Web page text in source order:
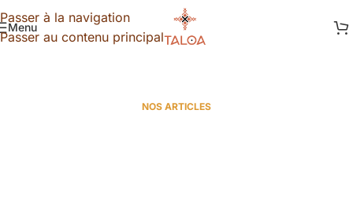
Passer à la navigation
Passer au contenu principal
Menu
NOS ARTICLES